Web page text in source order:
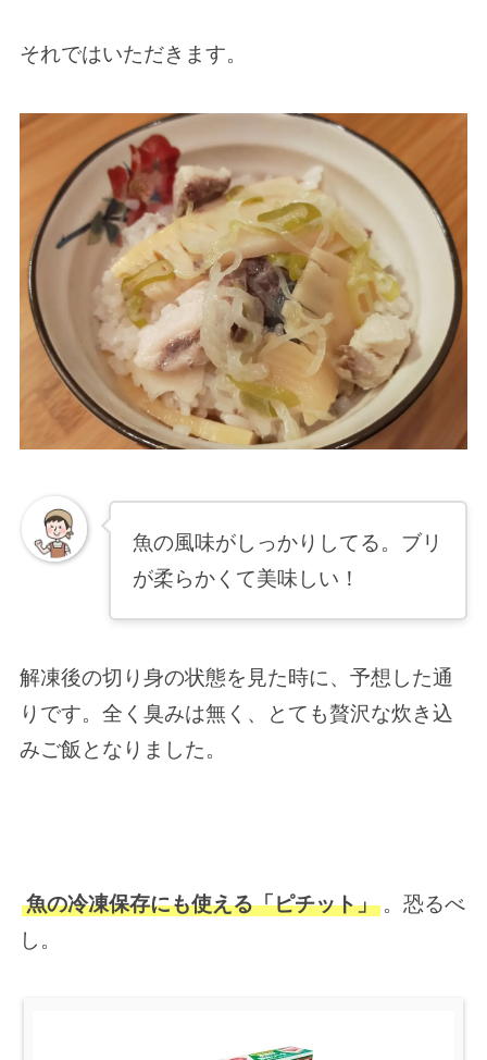
それではいただきます。
魚の風味がしっかりしてる。ブリ
が柔らかくて美味しい！
解凍後の切り身の状態を見た時に、予想した通
りです。全く臭みは無く、とても贅沢な炊き込
みご飯となりました。
魚の冷凍保存にも使える「ピチット」 。恐るべ
し。